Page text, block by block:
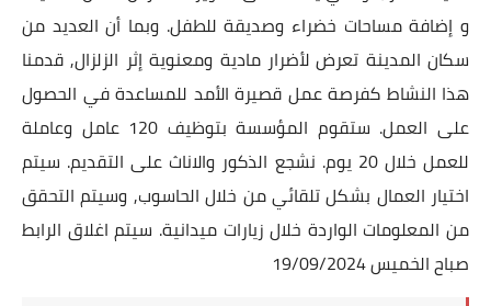
و إضافة مساحات خضراء وصديقة للطفل. وبما أن العديد من
سكان المدينة تعرض لأضرار مادية ومعنوية إثر الزلزال, قدمنا
هذا النشاط كفرصة عمل قصيرة الأمد للمساعدة في الحصول
على العمل. ستقوم المؤسسة بتوظيف 120 عامل وعاملة
للعمل خلال 20 يوم. نشجع الذكور والاناث على التقديم. سيتم
اختيار العمال بشكل تلقائي من خلال الحاسوب, وسيتم التحقق
من المعلومات الواردة خلال زيارات ميدانية. سيتم اغلاق الرابط
صباح الخميس 19/09/2024